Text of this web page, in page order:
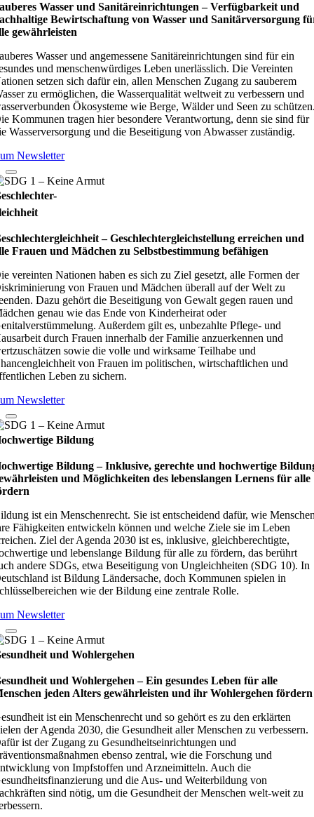
Wasser und Sanitäreinrichtungen – Verfügbarkeit und
Bewirtschaftung von Wasser und Sanitärversorgung
gewährleisten
Wasser und angemessene Sanitäreinrichtungen sind für ein
und menschenwürdiges Leben unerlässlich. Die Vereinten
setzen sich dafür ein, allen Menschen Zugang zu sauberem
zu ermöglichen, die Wasserqualität weltweit zu verbessern und
Ökosysteme wie Berge, Wälder und Seen zu
Kommunen tragen hier besondere Verantwortung, denn sie sind für
Wasserversorgung und die Beseitigung von Abwasser zuständig.
Newsletter
– Geschlechtergleichstellung erreichen und
Frauen und Mädchen zu Selbstbestimmung befähigen
vereinten Nationen haben es sich zu Ziel gesetzt, alle Formen der
von Frauen und Mädchen überall auf der Welt zu
Dazu gehört die Beseitigung von Gewalt gegen rauen und
genau wie das Ende von Kinderheirat oder
Außerdem gilt es, unbezahlte Pflege- und
durch Frauen innerhalb der Familie anzuerkennen und
sowie die volle und wirksame Teilhabe und
von Frauen im politischen, wirtschaftlichen und
Leben zu sichern.
Newsletter
Bildung
Bildung – Inklusive, gerechte und hochwertige
und Möglichkeiten des lebenslangen Lernens für alle
ist ein Menschenrecht. Sie ist entscheidend dafür, wie
Fähigkeiten entwickeln können und welche Ziele sie im Leben
Ziel der Agenda 2030 ist es, inklusive, gleichberechtigte,
und lebenslange Bildung für alle zu fördern, das berührt
andere SDGs, etwa Beseitigung von Ungleichheiten (SDG 10). In
ist Bildung Ländersache, doch Kommunen spielen in
wie der Bildung eine zentrale Rolle.
Newsletter
und Wohlergehen
und Wohlergehen – Ein gesundes Leben für alle
jeden Alters gewährleisten und ihr Wohlergehen fördern
ist ein Menschenrecht und so gehört es zu den erklärten
der Agenda 2030, die Gesundheit aller Menschen zu verbessern.
ist der Zugang zu Gesundheitseinrichtungen und
ebenso zentral, wie die Forschung und
von Impfstoffen und Arzneimitteln. Auch die
und die Aus- und Weiterbildung von
sind nötig, um die Gesundheit der Menschen welt-weit zu